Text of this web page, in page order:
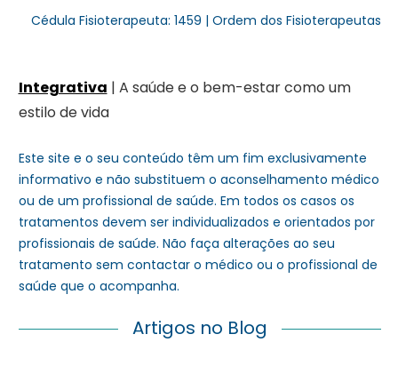
Cédula Fisioterapeuta: 1459 | Ordem dos Fisioterapeutas
Integrativa | A saúde e o bem-estar como um
estilo de vida
Este site e o seu conteúdo têm um fim exclusivamente
informativo e não substituem o aconselhamento médico
ou de um profissional de saúde. Em todos os casos os
tratamentos devem ser individualizados e orientados por
profissionais de saúde. Não faça alterações ao seu
tratamento sem contactar o médico ou o profissional de
saúde que o acompanha.
Artigos no Blog